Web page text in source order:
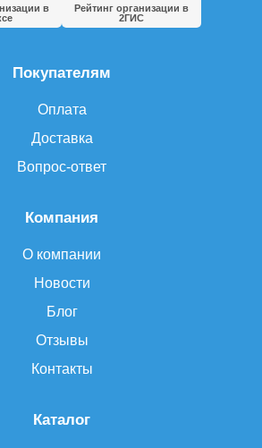
Каталог
Компания
О компании
Новости
Блог
Отзывы
Контакты
Покупателям
Оплата
Доставка
Вопрос-ответ
в
Рейтинг организации в
2ГИС